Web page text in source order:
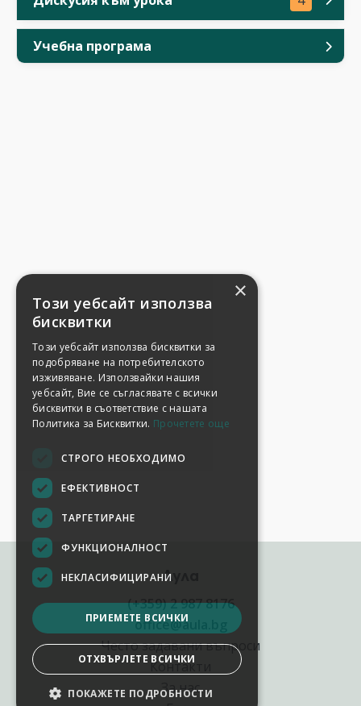
Учебна програма
Аула
(+359) 2 987 8176
office@aula.bg
Често задавани въпроси
Контакти
За нас
×
Този уебсайт използва
бисквитки
Този уебсайт използва бисквитки за
подобряване на потребителското
изживяване. Използвайки нашия
уебсайт, Вие се съгласявате с всички
бисквитки в съответствие с нашата
Политика за Бисквитки. Прочетете още
СТРОГО НЕОБХОДИМО
ЕФЕКТИВНОСТ
ТАРГЕТИРАНЕ
ФУНКЦИОНАЛНОСТ
НЕКЛАСИФИЦИРАНИ
ПРИЕМЕТЕ ВСИЧКИ
ОТХВЪРЛЕТЕ ВСИЧКИ
ПОКАЖЕТЕ ПОДРОБНОСТИ